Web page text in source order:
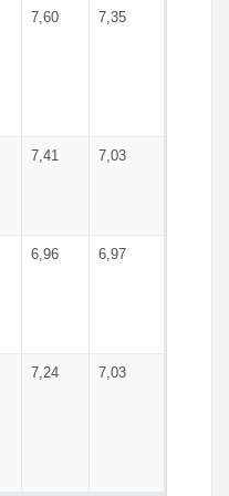
7,60 7,35
7,41 7,03
6,96 6,97
7,24 7,03